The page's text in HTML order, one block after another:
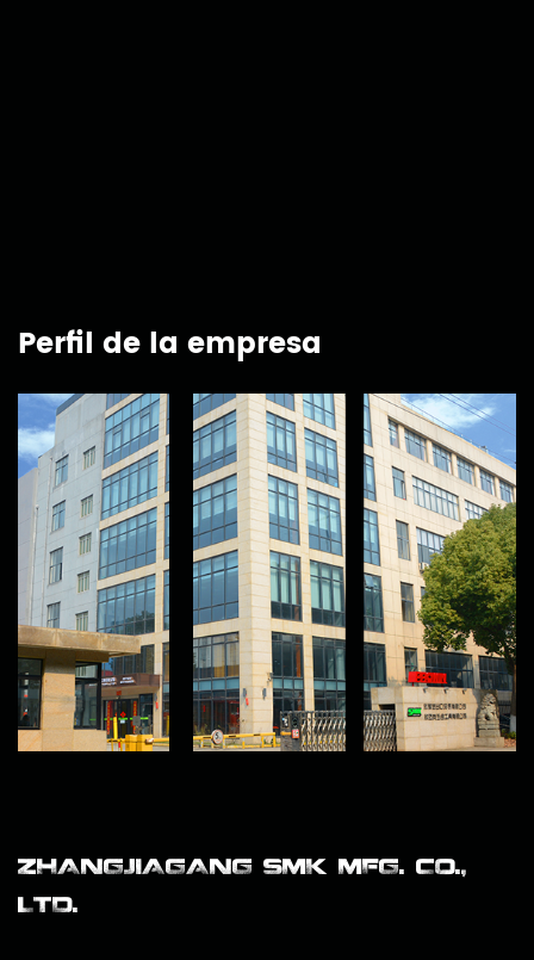
Perfil de la empresa
ZHANGJIAGANG SMK MFG. CO.,
LTD.